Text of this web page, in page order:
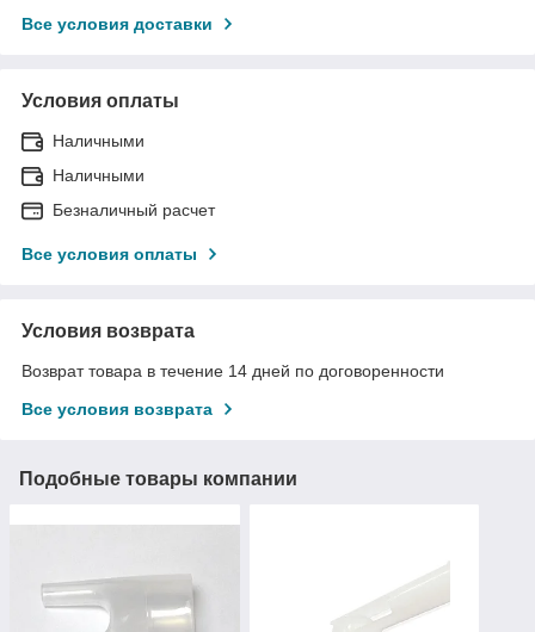
Все условия доставки
Условия оплаты
Наличными
Наличными
Безналичный расчет
Все условия оплаты
Условия возврата
Возврат товара в течение 14 дней по договоренности
Все условия возврата
Подобные товары компании